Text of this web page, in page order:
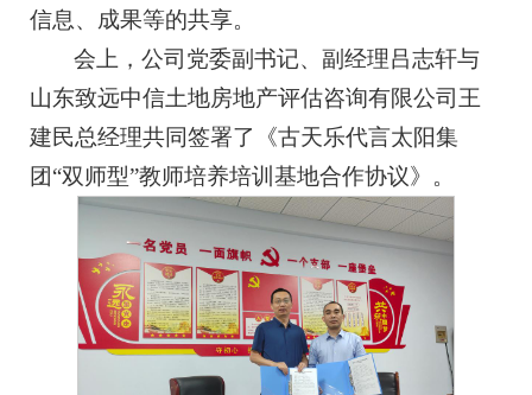
信息、成果等的共享。
会上，公司党委副书记、副经理吕志轩与
山东致远中信土地房地产评估咨询有限公司王
建民总经理共同签署了《古天乐代言太阳集
团“双师型”教师培养培训基地合作协议》。